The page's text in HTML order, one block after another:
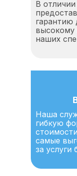
В
гарантию
высокому
наших
Наша
гибкую
самые
за услуги